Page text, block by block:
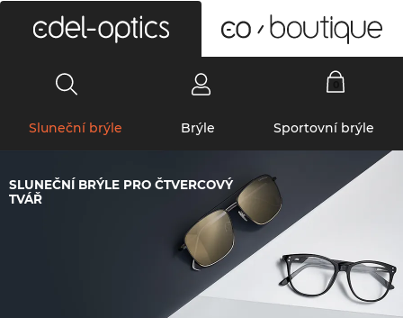
Sluneční brýle Brýle Sportovní brýle
SLUNEČNÍ BRÝLE PRO ČTVERCOVÝ
TVÁŘ